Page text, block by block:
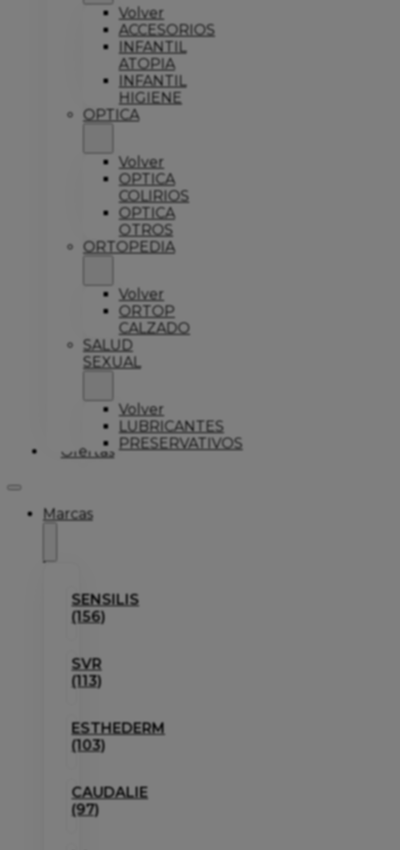
Volver
ACCESORIOS
INFANTIL
ATOPIA
INFANTIL
HIGIENE
OPTICA
Volver
OPTICA
COLIRIOS
OPTICA
OTROS
ORTOPEDIA
Volver
ORTOP
CALZADO
SALUD
SEXUAL
Volver
LUBRICANTES
PRESERVATIVOS
Ofertas
Marcas
SENSILIS
(156)
SVR
(113)
ESTHEDERM
(103)
CAUDALIE
(97)